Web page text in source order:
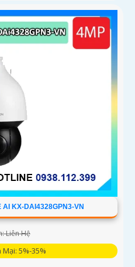
AI KX-DAI4328GPN3-VN
Liên Hệ
5%-35%